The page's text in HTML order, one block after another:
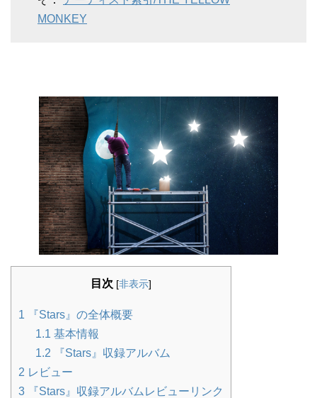
MONKEY
目次 [非表示]
1 『Stars』の全体概要
1.1 基本情報
1.2 『Stars』収録アルバム
2 レビュー
3 『Stars』収録アルバムレビューリンク